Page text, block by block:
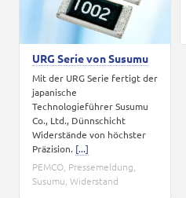
URG Serie von Susumu
Mit der URG Serie fertigt der
japanische
Technologieführer Susumu
Co., Ltd., Dünnschicht
Widerstände von höchster
Präzision. [...]
PEMCO Pressemeldung
Susumu Widerstand